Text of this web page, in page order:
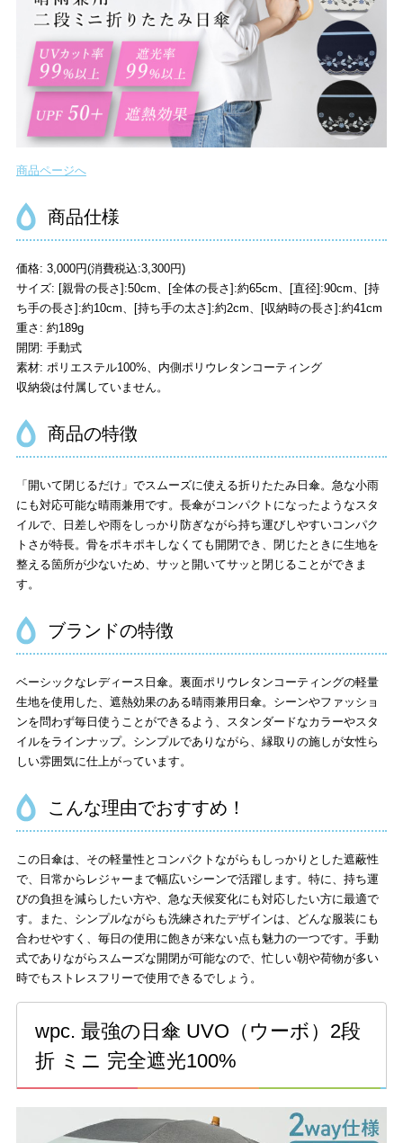
商品ページへ
商品仕様
価格: 3,000円(消費税込:3,300円)
サイズ: [親骨の長さ]:50cm、[全体の長さ]:約65cm、[直径]:90cm、[持
ち手の長さ]:約10cm、[持ち手の太さ]:約2cm、[収納時の長さ]:約41cm
重さ: 約189g
開閉: 手動式
素材: ポリエステル100%、内側ポリウレタンコーティング
収納袋は付属していません。
商品の特徴
「開いて閉じるだけ」でスムーズに使える折りたたみ日傘。急な小雨
にも対応可能な晴雨兼用です。長傘がコンパクトになったようなスタ
イルで、日差しや雨をしっかり防ぎながら持ち運びしやすいコンパク
トさが特長。骨をポキポキしなくても開閉でき、閉じたときに生地を
整える箇所が少ないため、サッと開いてサッと閉じることができま
す。
ブランドの特徴
ベーシックなレディース日傘。裏面ポリウレタンコーティングの軽量
生地を使用した、遮熱効果のある晴雨兼用日傘。シーンやファッショ
ンを問わず毎日使うことができるよう、スタンダードなカラーやスタ
イルをラインナップ。シンプルでありながら、縁取りの施しが女性ら
しい雰囲気に仕上がっています。
こんな理由でおすすめ！
この日傘は、その軽量性とコンパクトながらもしっかりとした遮蔽性
で、日常からレジャーまで幅広いシーンで活躍します。特に、持ち運
びの負担を減らしたい方や、急な天候変化にも対応したい方に最適で
す。また、シンプルながらも洗練されたデザインは、どんな服装にも
合わせやすく、毎日の使用に飽きが来ない点も魅力の一つです。手動
式でありながらスムーズな開閉が可能なので、忙しい朝や荷物が多い
時でもストレスフリーで使用できるでしょう。
wpc. 最強の日傘 UVO（ウーボ）2段
折 ミニ 完全遮光100%